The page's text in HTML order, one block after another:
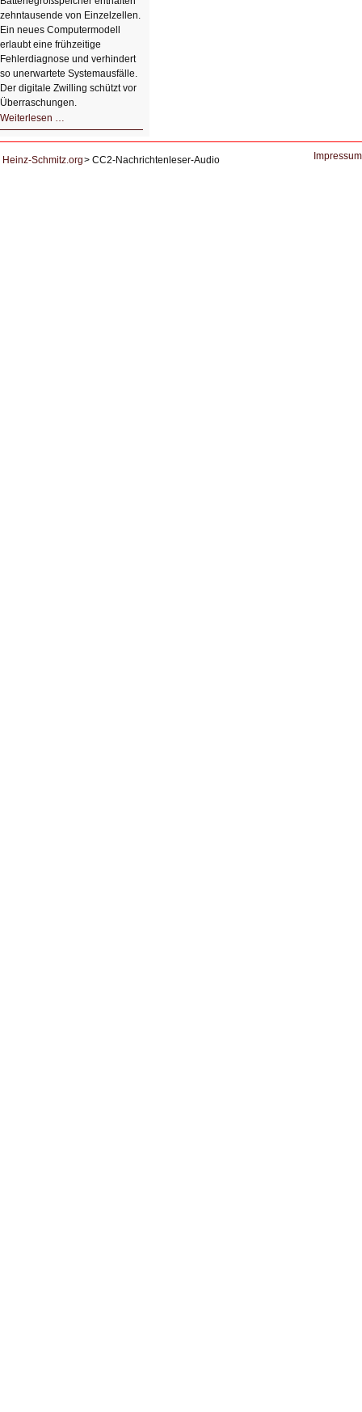
Studierenden
zehntausende von Einzelzellen.
Ein neues Computermodell
erlaubt eine frühzeitige
Fehlerdiagnose und verhindert
so unerwartete Systemausfälle.
Der digitale Zwilling schützt vor
Überraschungen.
Weiterlesen …
für
Zukunft.
Heinz-Schmitz.org CC2-Nachrichtenleser-Audio Impressum